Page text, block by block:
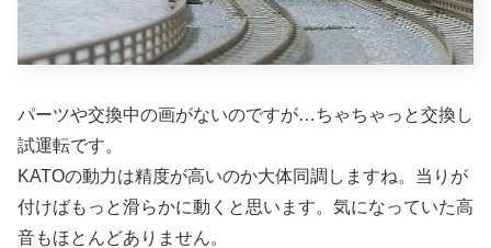
パーツや交換中の画がないのですが…ちゃちゃっと交換し
試運転です。
KATOの動力は精度が高いのか大体同調しますね。当りが
付けばもっと滑らかに動くと思います。気になっていた高
音もほとんどありません。